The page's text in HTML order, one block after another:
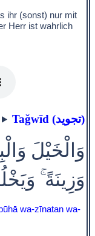
ihr (sonst) nur mit
Herr ist wahrlich
Taǧwīd (تجويد)
وَالْخَيْلَ
وَزِينَةً
wa-zīnatan wa-